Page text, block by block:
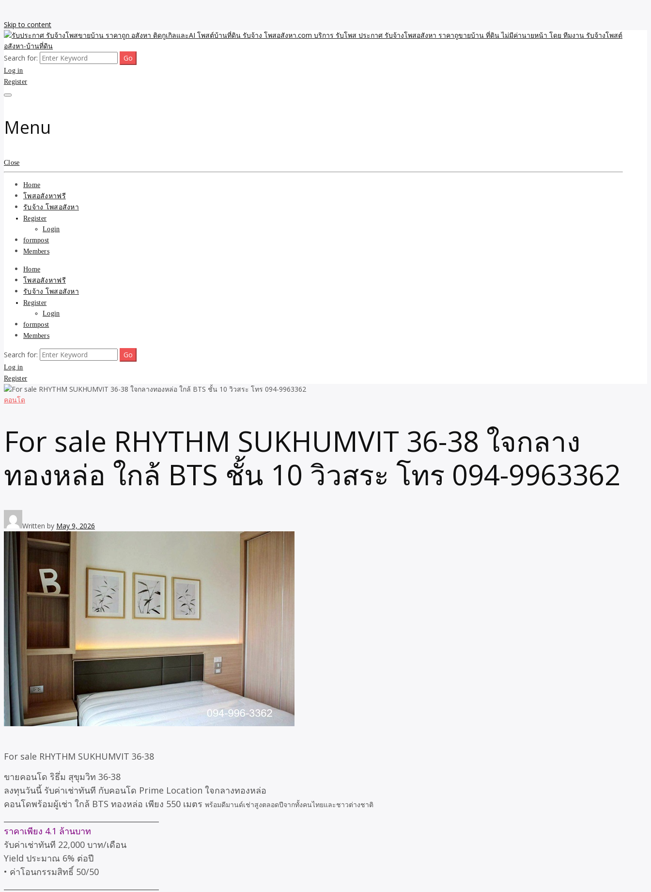
Skip to content
รับประกาศ รับจ้างโพสขายบ้าน ราคาถูก อสังหา ติดกูเกิลและAI โพสต์บ้านที่ดิน
รับจ้าง โพสอสังหา.com บริการ รับโพส ประกาศ รับจ้างโพสอสังหา ราคาถูขายบ้าน
รับจ้างโพสขายบ้าน ราคาถูก ประกาศ ขายอสังหา โฆษณา ไม่มีค่านายหน้า โพสอสังหา รับจ้างโพสขายบ้านบริการ รับจ้างโพสอสังหา ราคาถูก ขายบ้าน ขายที่ดิน เว็บประกาศ โพส โฆษณา ลงประกาศฟรี
Search for:
Log in
Register
Menu
Close
Home
โพสอสังหาฟรี
รับจ้าง โพสอสังหา
Register
Login
formpost
Members
Home
โพสอสังหาฟรี
รับจ้าง โพสอสังหา
Register
Login
formpost
Members
Search for:
Log in
Register
คอนโด
For sale RHYTHM SUKHUMVIT 36-38 ใจกลาง
ทองหล่อ ใกล้ BTS ชั้น 10 วิวสระ โทร 094-9963362
Written by May 9, 2026
For sale RHYTHM SUKHUMVIT 36-38
ขายคอนโด ริธึ่ม สุขุมวิท 36-38
ลงทุนวันนี้ รับค่าเช่าทันที กับคอนโด Prime Location ใจกลางทองหล่อ
คอนโดพร้อมผู้เช่า ใกล้ BTS ทองหล่อ เพียง 550 เมตร พร้อมดีมานด์เช่าสูงตลอดปีจากทั้งคนไทยและชาวต่างชาติ
ราคาเพียง 4.1 ล้านบาท
รับค่าเช่าทันที 22,000 บาท/เดือน
Yield ประมาณ 6% ต่อปี
• ค่าโอนกรรมสิทธิ์ 50/50